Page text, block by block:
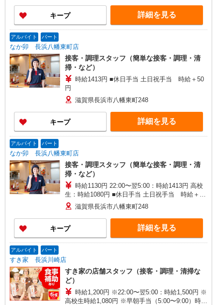
キープ 詳細を見る
アルバイト パート
なか卯 長浜八幡東町店
接客・調理スタッフ（簡単な接客・調理・清
掃・など）
時給1413円 ■休日手当 土日祝手当 時給＋50
円
滋賀県長浜市八幡東町248
キープ 詳細を見る
アルバイト パート
なか卯 長浜八幡東町店
接客・調理スタッフ（簡単な接客・調理・清
掃・など）
時給1130円 22:00〜翌5:00：時給1413円 高校
生：時給1080円 ■休日手当 土日祝手当 時給＋50
円 滋賀県長浜市八幡東町248
キープ 詳細を見る
アルバイト パート
すき家 長浜川崎店
すき家の店舗スタッフ（接客・調理・清掃な
ど）
時給1,200円 ※22:00〜翌5:00：時給1,500円 ※
高校生時給1,080円 ※早朝手当（5:00〜9:00）時給